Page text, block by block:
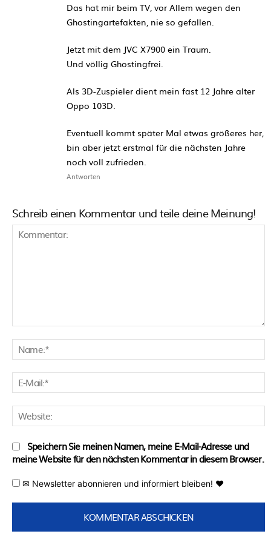
Das hat mir beim TV, vor Allem wegen den
Ghostingartefakten, nie so gefallen.
Jetzt mit dem JVC X7900 ein Traum.
Und völlig Ghostingfrei.
Als 3D-Zuspieler dient mein fast 12 Jahre alter
Oppo 103D.
Eventuell kommt später Mal etwas größeres her,
bin aber jetzt erstmal für die nächsten Jahre
noch voll zufrieden.
Antworten
Schreib einen Kommentar und teile deine Meinung!
Speichern Sie meinen Namen, meine E-Mail-Adresse und
meine Website für den nächsten Kommentar in diesem Browser.
✉ Newsletter abonnieren und informiert bleiben! ♥